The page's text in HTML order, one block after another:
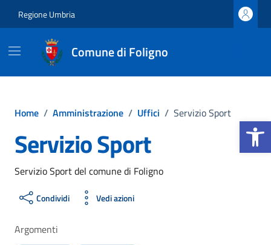
Apri la
Regione Umbria
Comune di Foligno
Home / Amministrazione / Uffici / Servizio Sport
Servizio Sport
Servizio Sport del comune di Foligno
Condividi Vedi azioni
Argomenti